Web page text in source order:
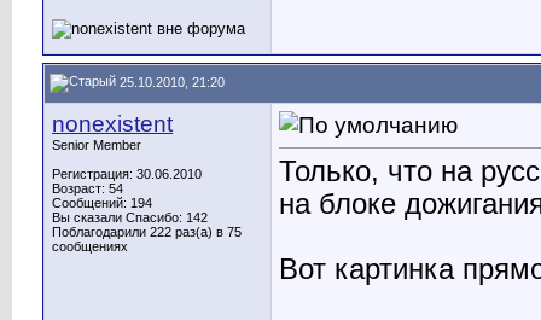
25.10.2010, 21:20
nonexistent
Senior Member
Регистрация: 30.06.2010
Возраст: 54
Сообщений: 194
Вы сказали Спасибо: 142
Поблагодарили 222 раз(а) в 75
сообщениях
Только, что на
на блоке
Вот картинка